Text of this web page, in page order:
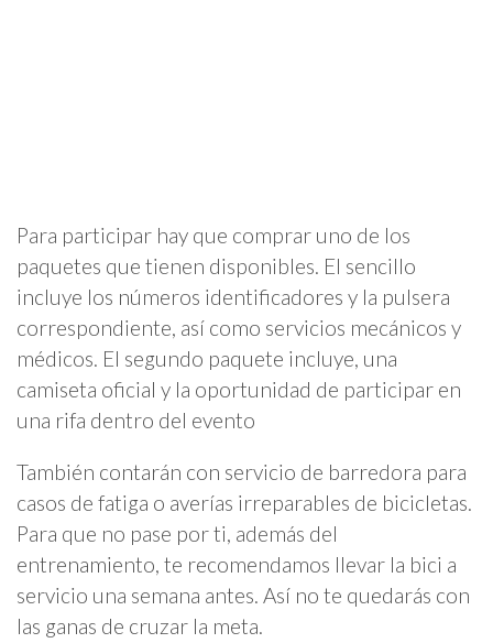
Para participar hay que comprar uno de los
paquetes que tienen disponibles. El sencillo
incluye los números identificadores y la pulsera
correspondiente, así como servicios mecánicos y
médicos. El segundo paquete incluye, una
camiseta oficial y la oportunidad de participar en
una rifa dentro del evento
También contarán con servicio de barredora para
casos de fatiga o averías irreparables de bicicletas.
Para que no pase por ti, además del
entrenamiento, te recomendamos llevar la bici a
servicio una semana antes. Así no te quedarás con
las ganas de cruzar la meta.